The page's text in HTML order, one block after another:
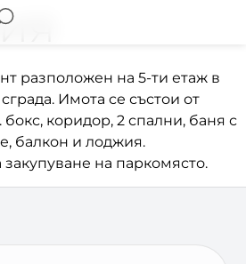
разположен на 5-ти етаж в
Имота се състои от
бокс, коридор, 2 спални, баня с
балкон и лоджия.
на паркомясто.